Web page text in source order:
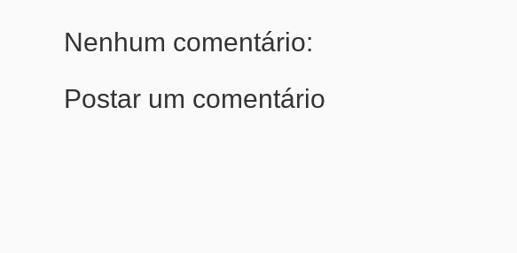
Nenhum comentário:
Postar um comentário